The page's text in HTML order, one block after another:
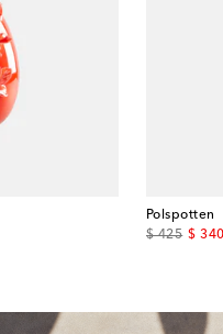
Polspotten
$ 425
original$ 340